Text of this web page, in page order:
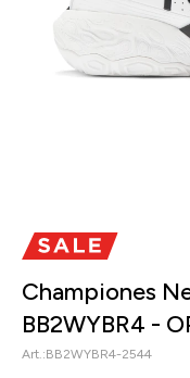
Championes
BB2WYBR4 -
BB2WYBR4-2544